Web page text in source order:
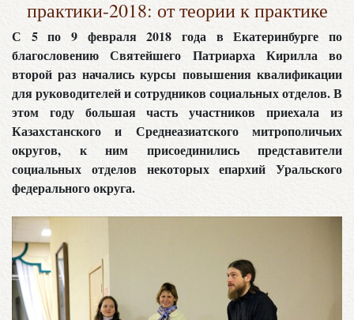
практики-2018: от теории к практике
С 5 по 9 февраля 2018 года в Екатеринбурге по
благословению Святейшего Патриарха Кирилла во
второй раз начались курсы повышения квалификации
для руководителей и сотрудников социальных отделов. В
этом году большая часть участников приехала из
Казахстанского и Среднеазиатского митрополичьих
округов, к ним присоединились представители
социальных отделов некоторых епархий Уральского
федерального округа.